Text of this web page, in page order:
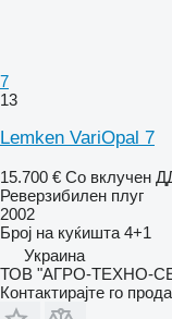
7
13
Lemken VariOpal 7
15.700 € Со вклучен
Реверзибилен плуг
2002
Број на куќишта 4+1
Украина
ТОВ "АГРО-ТЕХНО-
Контактирајте го